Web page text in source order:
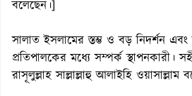
বলেছেন।]
সালাত ইসলামের স্তম্ভ ও বড় নিদর্শন এবং
প্রতিপালকের মধ্যে সম্পর্ক স্থাপনকারী।
রাসূলুল্লাহ সাল্লাল্লাহু আলাইহি ওয়াসাল্লাম